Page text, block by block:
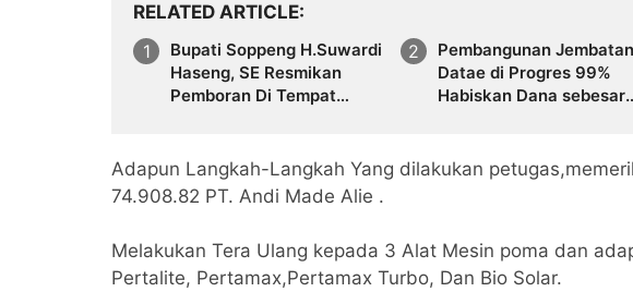
RELATED ARTICLE
Bupati Soppeng H.Suwardi
Haseng, SE Resmikan
Pemboran Di Tempat
Pembangunan Jembatan
Datae di Progres 99%
Habiskan Dana sebesar
Adapun Langkah-Langkah Yang dilakukan
74.908.82 PT. Andi Made Alie .
Melakukan Tera Ulang kepada 3 Alat Mesin poma dan
Pertalite, Pertamax,Pertamax Turbo, Dan Bio Solar.